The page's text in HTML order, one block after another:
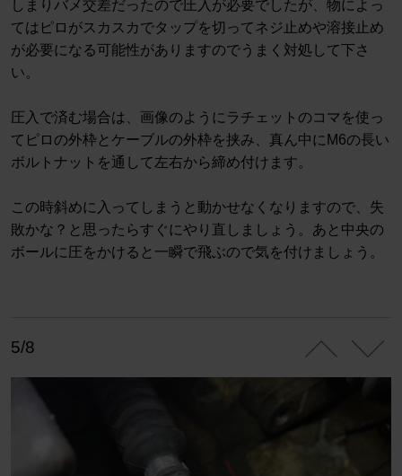
しまりバメ交差だったので圧入が必要でしたが、物によっ
てはピロがスカスカでタップを切ってネジ止めや溶接止め
が必要になる可能性がありますのでうまく対処して下さ
い。
圧入で済む場合は、画像のようにラチェットのコマを使っ
てピロの外枠とケーブルの外枠を挟み、真ん中にM6の長い
ボルトナットを通して左右から締め付けます。
この時斜めに入ってしまうと動かせなくなりますので、失
敗かな？と思ったらすぐにやり直しましょう。あと中央の
ボールに圧をかけると一瞬で飛ぶので気を付けましょう。
5/8